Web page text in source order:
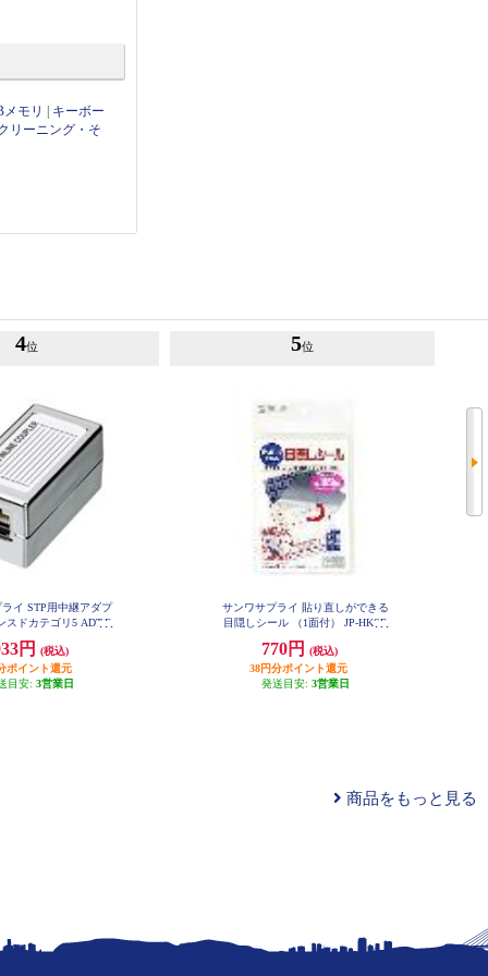
モリ
キーボー
リーニング・そ
4位
イ STP用中継アダプ
スドカテゴリ5 ADT-E
円
(税込)
ポイント還元
目安: 3営業日
5位
サンワサプライ 貼り直しができる
目隠しシール （1面付） JP-HKSE
770円
(税込)
38円分ポイント還元
発送目安: 3営業日
商品をもっと見る